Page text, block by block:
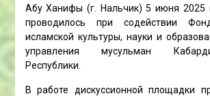
Абу Ханифы (г. Нальчик) 5 июня 2025
проводилось при содействии
исламской культуры, науки и
управления мусульман
Республики.
В работе дискуссионной площадки